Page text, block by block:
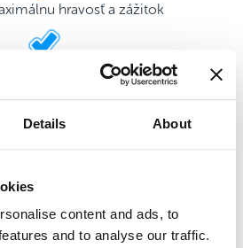
Details About
content and ads, to
and to analyse our traffic.
hravosť a zážitok
tréneri
motivačnými nálepkami